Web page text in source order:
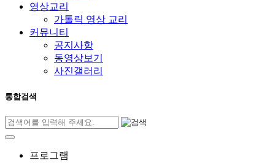
영상교리
가톨릭 영상 교리
커뮤니티
공지사항
동영상보기
사진갤러리
통합검색
프로그램